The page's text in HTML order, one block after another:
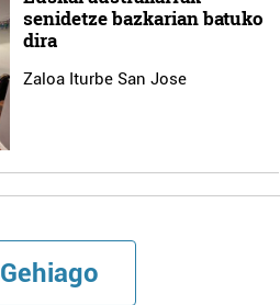
senidetze bazkarian batuko
dira
Zaloa Iturbe San Jose
Gehiago